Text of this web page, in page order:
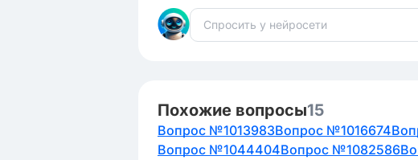
Похожие вопросы15
Вопрос №1013983Вопрос №1016674
Вопрос №1044404Вопрос №1082586